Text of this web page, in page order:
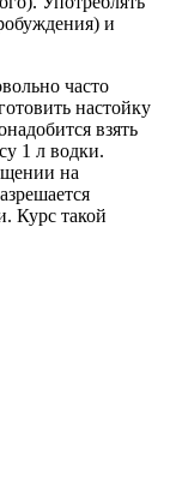
и
часто
настойку
взять
1 л водки.
на
Курс такой